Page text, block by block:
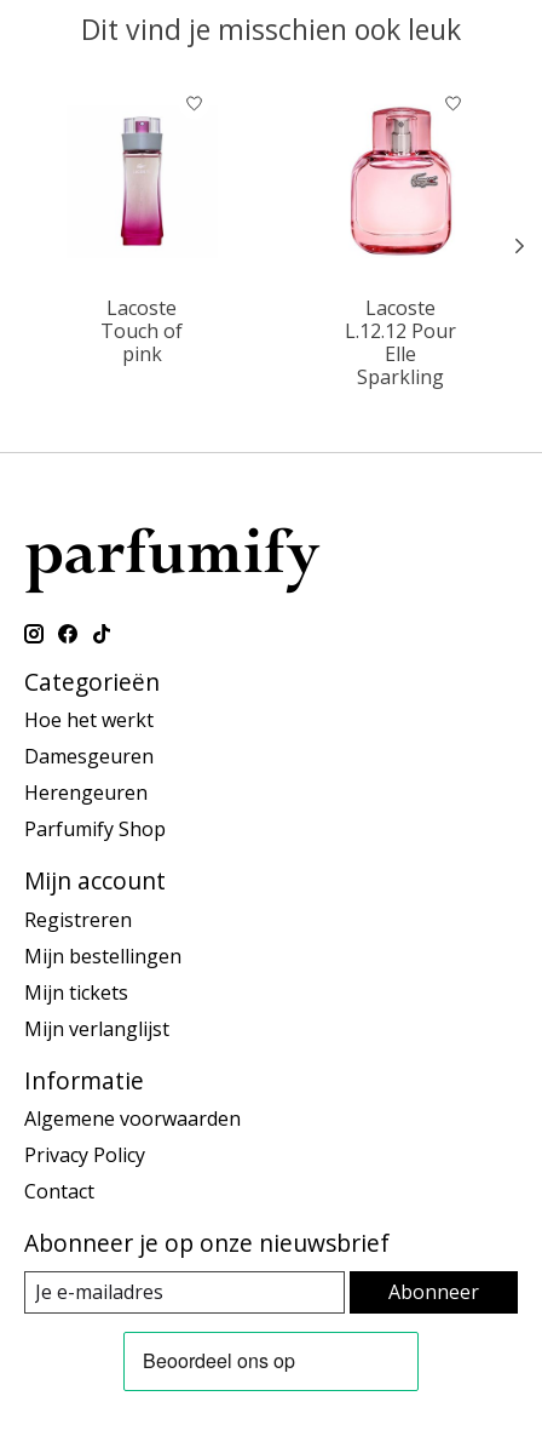
Dit vind je misschien ook leuk
Items van productcarrousel
Lacoste
Touch of
pink
Lacoste
L.12.12 Pour
Elle
Sparkling
Categorieën
Hoe het werkt
Damesgeuren
Herengeuren
Parfumify Shop
Mijn account
Registreren
Mijn bestellingen
Mijn tickets
Mijn verlanglijst
Informatie
Algemene voorwaarden
Privacy Policy
Contact
Abonneer je op onze nieuwsbrief
Abonneer